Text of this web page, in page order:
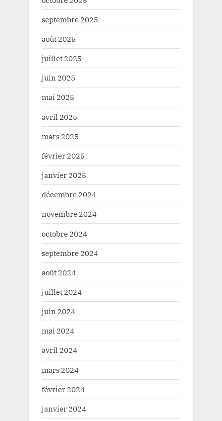
septembre 2025
août 2025
juillet 2025
juin 2025
mai 2025
avril 2025
mars 2025
février 2025
janvier 2025
décembre 2024
novembre 2024
octobre 2024
septembre 2024
août 2024
juillet 2024
juin 2024
mai 2024
avril 2024
mars 2024
février 2024
janvier 2024